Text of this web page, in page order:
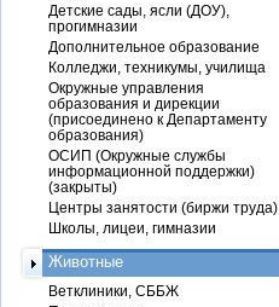
Детские сады, ясли (ДОУ),
прогимназии
Дополнительное образование
Колледжи, техникумы, училища
Окружные управления
образования и дирекции
(присоединено к Департаменту
образования)
ОСИП (Окружные службы
информационной поддержки)
(закрыты)
Центры занятости (биржи труда)
Школы, лицеи, гимназии
Животные
Ветклиники, СББЖ